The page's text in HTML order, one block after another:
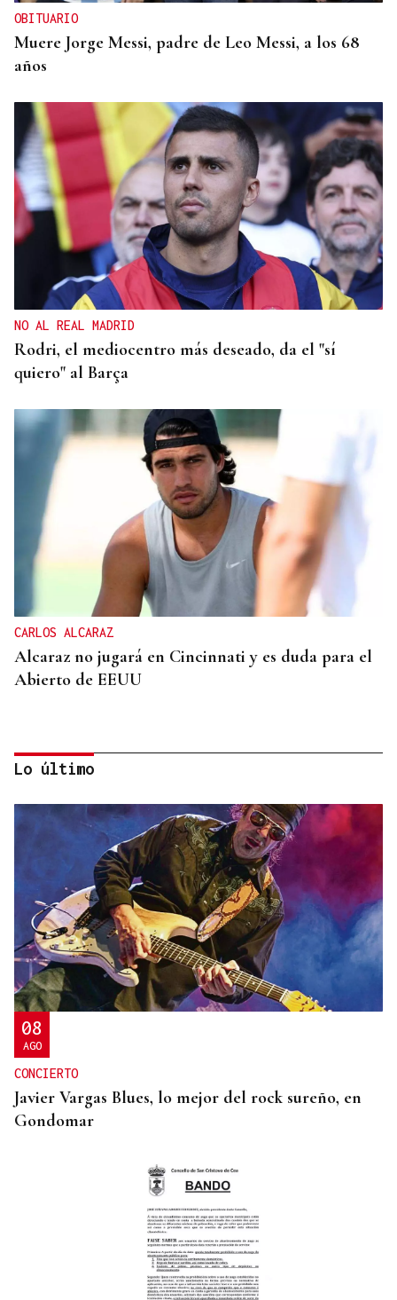
OBITUARIO
Muere Jorge Messi, padre de Leo Messi, a los 68
años
NO AL REAL MADRID
Rodri, el mediocentro más deseado, da el "sí
quiero" al Barça
CARLOS ALCARAZ
Alcaraz no jugará en Cincinnati y es duda para el
Abierto de EEUU
SUSTITUTO DEL OURENSANO
Vázquez Alvite, nuevo presidente del Comité
Técnico en Galicia
Lo último
08
AGO
CONCIERTO
Javier Vargas Blues, lo mejor del rock sureño, en
Gondomar